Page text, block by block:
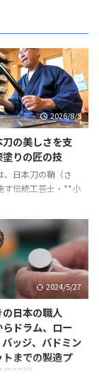
2026/8/5
の美しさを支
塗りの匠の技
、日本刀の鞘（さ
す伝統工芸士・**小
介されています。日
る収納具ではな
る重要な役割を担っ
練の職人が幾度も塗
り返し、美しさと耐
えた鞘を完成させて
造工程は以下のよ
まず、2枚の木材
作られた鞘の継ぎ
す。継ぎ目に和紙を
けることで、割れや
期間使用できる強
2024/5/27
日本の職人
ドラム、ロー
バッジ、バドミン
トまでの製造プ
解説」